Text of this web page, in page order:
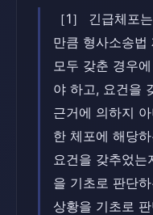
［1］ 긴급체포
만큼 형사소송
모두 갖춘 경우
야 하고, 요건을
근거에 의하지
한 체포에 해당
요건을 갖추었는
을 기초로 판단
상황을 기초로